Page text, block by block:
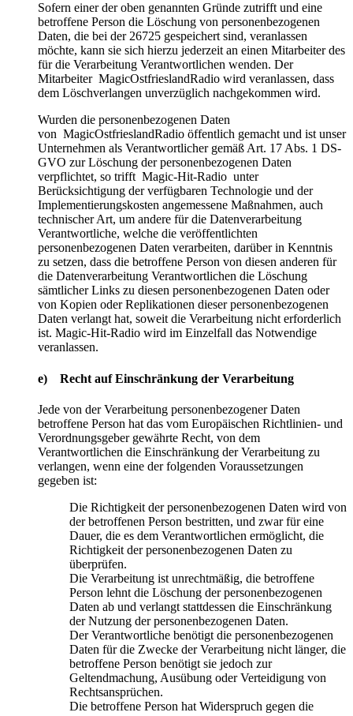
Sofern einer der oben genannten Gründe zutrifft und eine
betroffene Person die Löschung von personenbezogenen
Daten, die bei der 26725 gespeichert sind, veranlassen
möchte, kann sie sich hierzu jederzeit an einen Mitarbeiter des
für die Verarbeitung Verantwortlichen wenden. Der
Mitarbeiter MagicOstfrieslandRadio wird veranlassen, dass
dem Löschverlangen unverzüglich nachgekommen wird.
Wurden die personenbezogenen Daten
von MagicOstfrieslandRadio öffentlich gemacht und ist unser
Unternehmen als Verantwortlicher gemäß Art. 17 Abs. 1 DS-
GVO zur Löschung der personenbezogenen Daten
verpflichtet, so trifft Magic-Hit-Radio unter
Berücksichtigung der verfügbaren Technologie und der
Implementierungskosten angemessene Maßnahmen, auch
technischer Art, um andere für die Datenverarbeitung
Verantwortliche, welche die veröffentlichten
personenbezogenen Daten verarbeiten, darüber in Kenntnis
zu setzen, dass die betroffene Person von diesen anderen für
die Datenverarbeitung Verantwortlichen die Löschung
sämtlicher Links zu diesen personenbezogenen Daten oder
von Kopien oder Replikationen dieser personenbezogenen
Daten verlangt hat, soweit die Verarbeitung nicht erforderlich
ist. Magic-Hit-Radio wird im Einzelfall das Notwendige
veranlassen.
e) Recht auf Einschränkung der Verarbeitung
Jede von der Verarbeitung personenbezogener Daten
betroffene Person hat das vom Europäischen Richtlinien- und
Verordnungsgeber gewährte Recht, von dem
Verantwortlichen die Einschränkung der Verarbeitung zu
verlangen, wenn eine der folgenden Voraussetzungen
gegeben ist:
Die Richtigkeit der personenbezogenen Daten wird von
der betroffenen Person bestritten, und zwar für eine
Dauer, die es dem Verantwortlichen ermöglicht, die
Richtigkeit der personenbezogenen Daten zu
überprüfen.
Die Verarbeitung ist unrechtmäßig, die betroffene
Person lehnt die Löschung der personenbezogenen
Daten ab und verlangt stattdessen die Einschränkung
der Nutzung der personenbezogenen Daten.
Der Verantwortliche benötigt die personenbezogenen
Daten für die Zwecke der Verarbeitung nicht länger, die
betroffene Person benötigt sie jedoch zur
Geltendmachung, Ausübung oder Verteidigung von
Rechtsansprüchen.
Die betroffene Person hat Widerspruch gegen die